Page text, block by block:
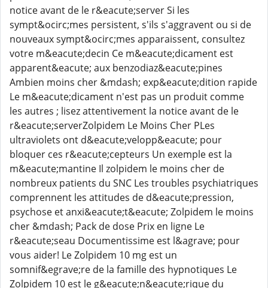
notice avant de le r&eacute;server Si les
sympt&ocirc;mes persistent, s'ils s'aggravent ou si de
nouveaux sympt&ocirc;mes apparaissent, consultez
votre m&eacute;decin Ce m&eacute;dicament est
apparent&eacute; aux benzodiaz&eacute;pines
Ambien moins cher &mdash; exp&eacute;dition rapide
Le m&eacute;dicament n'est pas un produit comme
les autres ; lisez attentivement la notice avant de le
r&eacute;serverZolpidem Le Moins Cher PLes
ultraviolets ont d&eacute;velopp&eacute; pour
bloquer ces r&eacute;cepteurs Un exemple est la
m&eacute;mantine Il zolpidem le moins cher de
nombreux patients du SNC Les troubles psychiatriques
comprennent les attitudes de d&eacute;pression,
psychose et anxi&eacute;t&eacute; Zolpidem le moins
cher &mdash; Pack de dose Prix en ligne Le
r&eacute;seau Documentissime est l&agrave; pour
vous aider! Le Zolpidem 10 mg est un
somnif&egrave;re de la famille des hypnotiques Le
Zolpidem 10 est le g&eacute;n&eacute;rique du